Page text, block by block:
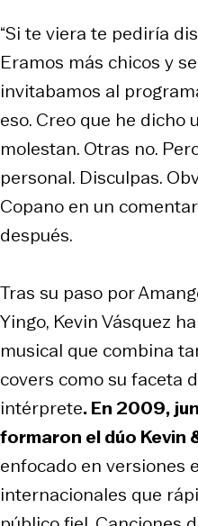
“Si te viera te pediría
Eramos más chicos y
invitabamos al
eso. Creo que he dicho
molestan. Otras no.
personal. Disculpas.
Copano en un
después.
Tras su paso por
Yingo, Kevin Vásquez
musical que combina
covers como su faceta
intérprete. En 2009,
formaron el dúo Kevin
enfocado en versiones
internacionales que